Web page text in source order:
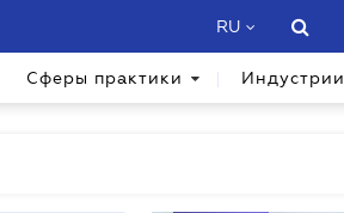
RU
Сферы практики Индустрии